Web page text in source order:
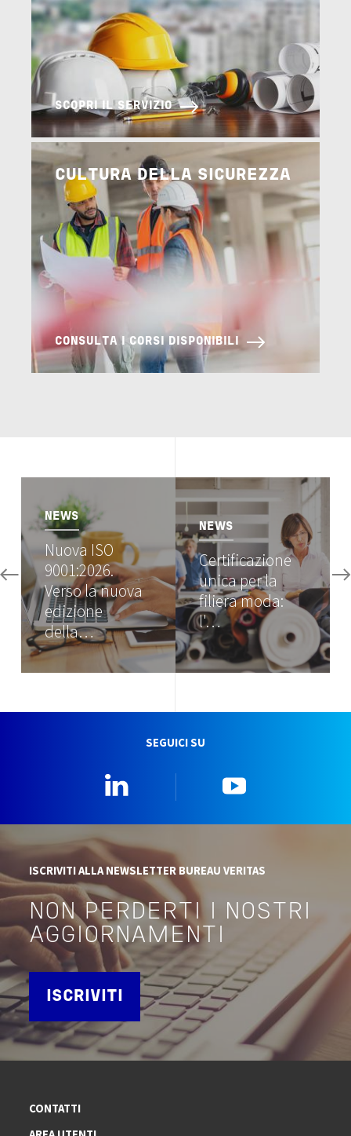
SCOPRI IL SERVIZIO
Image
CULTURA DELLA SICUREZZA
CONSULTA I CORSI DISPONIBILI
NEWS
Nuova ISO
9001:2026.
Verso la nuova
edizione
della…
Image
NEWS
Certificazione
unica per la
filiera moda:
l'…
SEGUICI SU
ISCRIVITI ALLA NEWSLETTER BUREAU VERITAS
NON PERDERTI I NOSTRI
AGGIORNAMENTI
ISCRIVITI
CONTATTI